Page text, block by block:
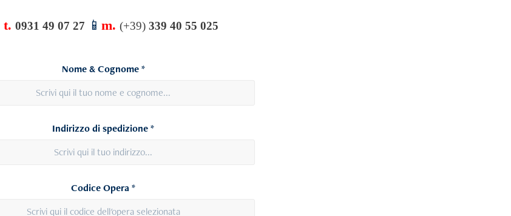
t. 0931 49 07 27 📱 m. (+39) 339 40 55 025
Nome & Cognome *
Indirizzo di spedizione *
Codice Opera *